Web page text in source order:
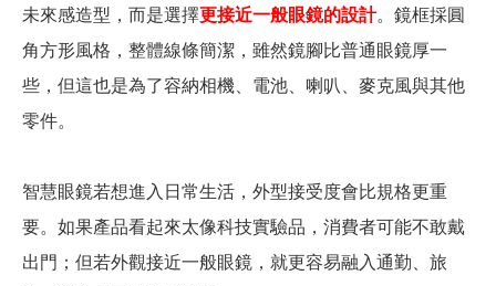
未來感造型，而是選擇更接近一般眼鏡的設計。鏡框採圓
角方形風格，整體線條簡潔，雖然鏡腳比普通眼鏡厚一
些，但這也是為了容納相機、電池、喇叭、麥克風與其他
零件。
智慧眼鏡若想進入日常生活，外型接受度會比規格更重
要。如果產品看起來太像科技實驗品，消費者可能不敢戴
出門；但若外觀接近一般眼鏡，就更容易融入通勤、旅